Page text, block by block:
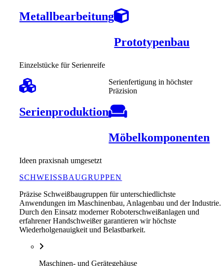
Metallbearbeitung
Prototypenbau
Einzelstücke für Serienreife
Serienproduktion
Serienfertigung in höchster
Präzision
Möbelkomponenten
Ideen praxisnah umgesetzt
SCHWEISSBAUGRUPPEN
Präzise Schweißbaugruppen für unterschiedlichste
Anwendungen im Maschinenbau, Anlagenbau und der Industrie.
Durch den Einsatz moderner Roboterschweißanlagen und
erfahrener Handschweißer garantieren wir höchste
Wiederholgenauigkeit und Belastbarkeit.
Maschinen- und Gerätegehäuse